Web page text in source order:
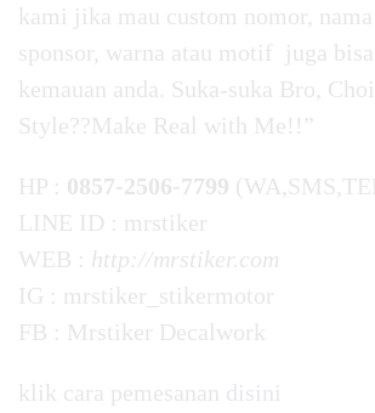
kami jika mau custom nomor, nama
sponsor, warna atau motif juga bisa
kemauan anda. Suka-suka Bro,
Style??Make Real with Me!!”
HP : 0857-2506-7799
LINE ID : mrstiker
WEB : http://mrstiker.com
IG : mrstiker_stikermotor
FB : Mrstiker Decalwork
klik cara pemesanan disini